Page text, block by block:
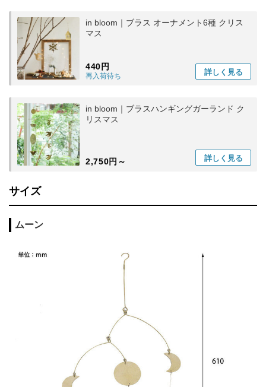
in bloom｜ブラス オーナメント6種 クリス
マス
440円
再入荷待ち 詳しく 見る
in bloom｜ブラスハンギングガーランド ク
リスマス
2,750円～ 詳しく 見る
サイズ
ムーン